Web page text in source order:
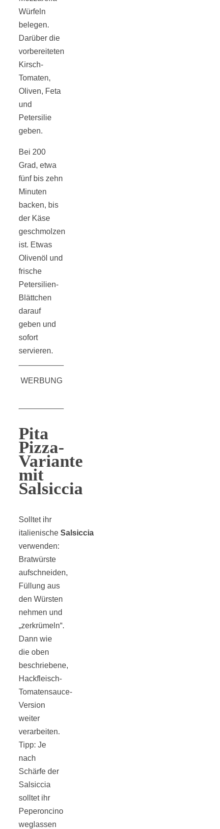
Würfeln
belegen.
Darüber die
vorbereiteten
Kirsch-
Tomaten,
Oliven, Feta
und
Petersilie
geben.
Bei 200
Grad, etwa
fünf bis zehn
Minuten
backen, bis
der Käse
geschmolzen
ist. Etwas
Olivenöl und
frische
Petersilien-
Blättchen
darauf
geben und
sofort
servieren.
WERBUNG
Pita
Pizza-
Variante
mit
Salsiccia
Solltet ihr
italienische Salsiccia
verwenden:
Bratwürste
aufschneiden,
Füllung aus
den Würsten
nehmen und
„zerkrümeln“.
Dann wie
die oben
beschriebene,
Hackfleisch-
Tomatensauce-
Version
weiter
verarbeiten.
Tipp: Je
nach
Schärfe der
Salsiccia
solltet ihr
Peperoncino
weglassen